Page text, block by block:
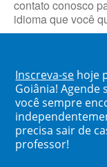
contato conosco
idioma que você
Inscreva-se hoje
Goiânia! Agende
você sempre
precisa sair de
professor!